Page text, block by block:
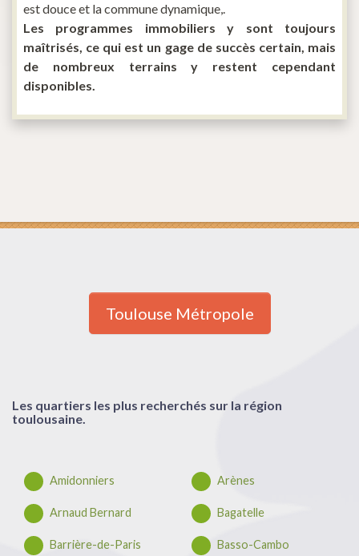
est douce et la commune dynamique,.
Les programmes immobiliers y sont toujours
maîtrisés, ce qui est un gage de succès certain, mais
de nombreux terrains y restent cependant
disponibles.
Toulouse Métropole
Les quartiers les plus recherchés sur la région
toulousaine.
Amidonniers Arènes
Arnaud Bernard Bagatelle
Barrière-de-Paris Basso-Cambo